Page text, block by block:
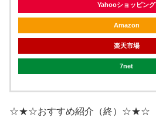
Yahooショッピング
Amazon
楽天市場
7net
☆★☆おすすめ紹介（終）☆★☆